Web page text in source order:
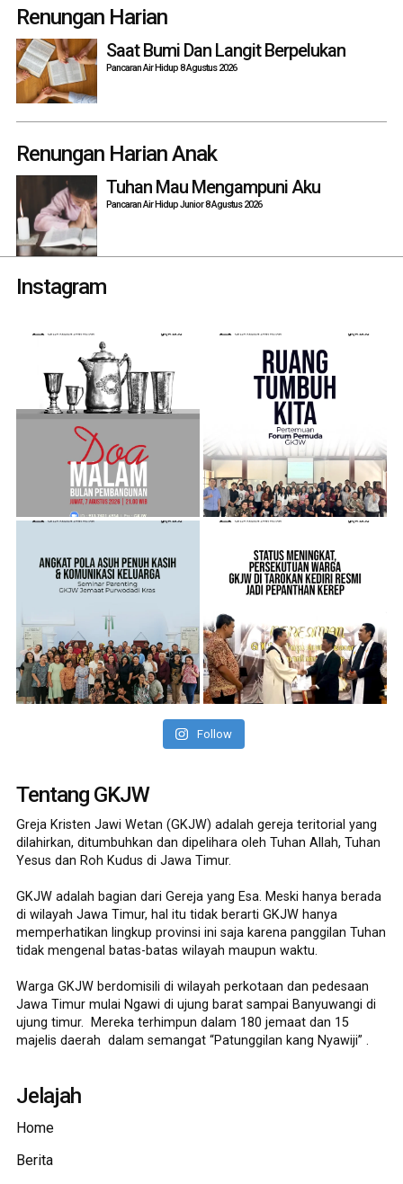
navigation
Renungan Harian
Saat Bumi Dan Langit Berpelukan
Pancaran Air Hidup 8 Agustus 2026
Renungan Harian Anak
Tuhan Mau Mengampuni Aku
Pancaran Air Hidup Junior 8 Agustus 2026
Instagram
Follow
Tentang GKJW
Greja Kristen Jawi Wetan (GKJW) adalah gereja teritorial yang
dilahirkan, ditumbuhkan dan dipelihara oleh Tuhan Allah, Tuhan
Yesus dan Roh Kudus di Jawa Timur.
GKJW adalah bagian dari Gereja yang Esa. Meski hanya berada
di wilayah Jawa Timur, hal itu tidak berarti GKJW hanya
memperhatikan lingkup provinsi ini saja karena panggilan Tuhan
tidak mengenal batas-batas wilayah maupun waktu.
Warga GKJW berdomisili di wilayah perkotaan dan pedesaan
Jawa Timur mulai Ngawi di ujung barat sampai Banyuwangi di
ujung timur. Mereka terhimpun dalam 180 jemaat dan 15
majelis daerah dalam semangat “Patunggilan kang Nyawiji” .
Jelajah
Home
Berita